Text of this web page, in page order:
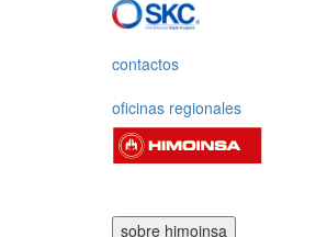
contactos
oficinas regionales
sobre himoinsa